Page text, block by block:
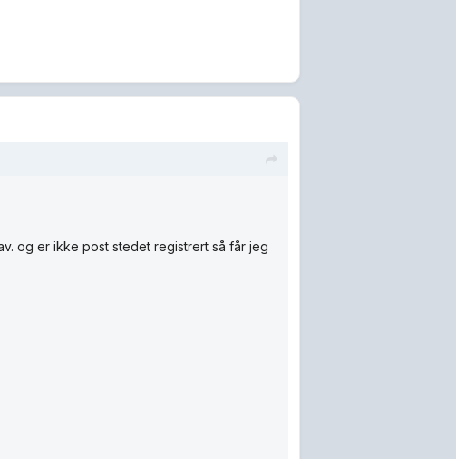
og er ikke post stedet registrert så får jeg